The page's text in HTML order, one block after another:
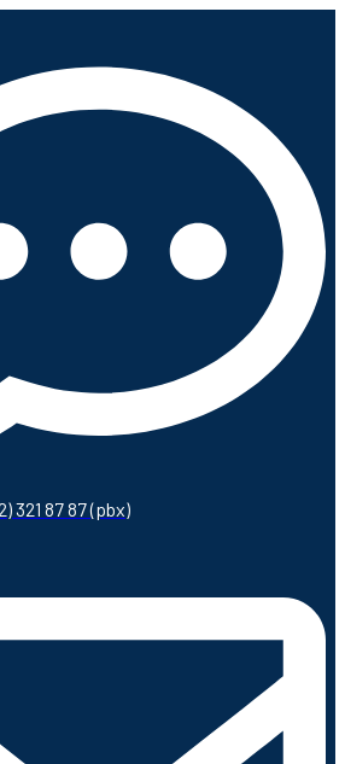
321 87 87 (pbx)